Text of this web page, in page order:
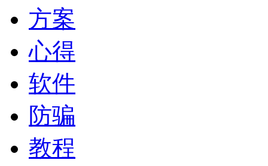
方案
心得
软件
防骗
教程